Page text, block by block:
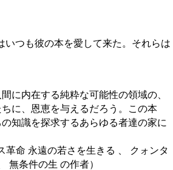
いつも彼の本を愛して来た。それらは
に内在する純粋な可能性の領域の、
に、恩恵を与えるだろう。この本
知識を探求するあらゆる者達の家に
命 永遠の若さを生きる 、 クォンタ
無条件の生 の作者）